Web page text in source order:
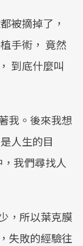
被摘掉了，
手術， 竟然
到底什麼叫
我。後來我想
人生的目
我們尋找人
，所以葉克膜
失敗的經驗往